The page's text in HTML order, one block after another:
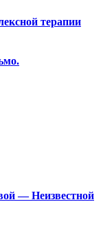
терапии
— Неизвестной